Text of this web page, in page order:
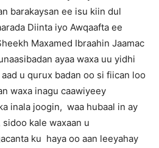
barakaysan ee isu kiin dul
Diinta iyo Awqaafta ee
Maxamed Ibraahin Jaamac
ayaa waxa uu yidhi
aad u qurux badan oo si fiican loo
waxa inagu caawiyeey
inala joogin, waa hubaal in ay
kale waxaan u
ku haya oo aan leeyahay